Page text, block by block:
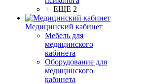
+ ЕЩЕ 2
Медицинский кабинет
Мебель для
медицинского
кабинета
Оборудование для
медицинского
кабинета